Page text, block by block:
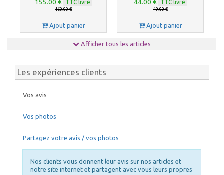
155.00 € TTC livré
160.00 €
Ajout panier
44.00 € TTC livré
49.00 €
Ajout panier
NETTOYANT PVC
39.00 € TTC livré
43.00 €
Ajout panier
150.00 €
Ajout panier
Afficher tous les articles
Les expériences clients
Vos avis
Vos photos
Partagez votre avis / vos photos
Nos clients vous donnent leur avis sur nos articles et
notre site internet et partagent avec vous leurs propres